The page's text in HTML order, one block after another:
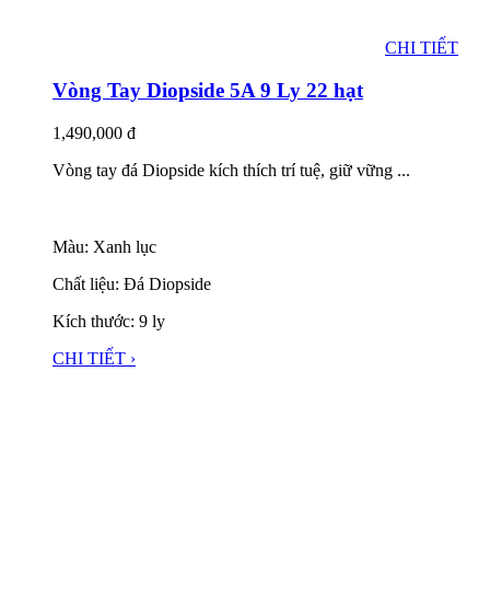
CHI TIẾT
Vòng Tay Diopside 5A 9 Ly 22 hạt
1,490,000 đ
Vòng tay đá Diopside kích thích trí tuệ, giữ vững ...
Màu: Xanh lục
Chất liệu: Đá Diopside
Kích thước: 9 ly
CHI TIẾT ›